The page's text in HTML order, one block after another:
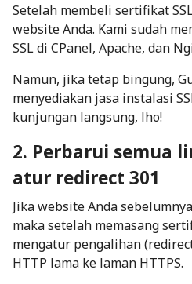
Setelah membeli sertifikat
website Anda. Kami sudah
SSL di CPanel, Apache, dan
Namun, jika tetap bingung,
menyediakan jasa instalasi
kunjungan langsung, lho!
2. Perbarui semua
atur redirect 301
Jika website Anda
maka setelah memasang
mengatur pengalihan
HTTP lama ke laman HTTPS.